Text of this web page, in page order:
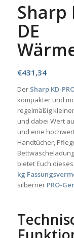
Sharp
DE
€431,34
Der Sharp KD-
kompakter und
regelmäßig
und dabei Wert
und eine
Handtücher,
bietet Euch
kg
silberner PRO-